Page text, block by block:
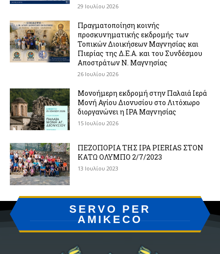
29 Ιουλίου 2026
Πραγματοποίηση κοινής
προσκυνηματικής εκδρομής των
Τοπικών Διοικήσεων Μαγνησίας και
Πιερίας της Δ.Ε.Α. και του Συνδέσμου
Αποστράτων Ν. Μαγνησίας
26 Ιουλίου 2026
Μονοήμερη εκδρομή στην Παλαιά Ιερά
Μονή Αγίου Διονυσίου στο Λιτόχωρο
διοργανώνει η IPA Μαγνησίας
15 Ιουλίου 2026
ΠΕΖΟΠΟΡΙΑ ΤΗΣ IPA PIERIAS ΣΤΟΝ
ΚΑΤΩ ΟΛΥΜΠΟ 2/7/2023
13 Ιουλίου 2023
SERVO PER
AMIKECO